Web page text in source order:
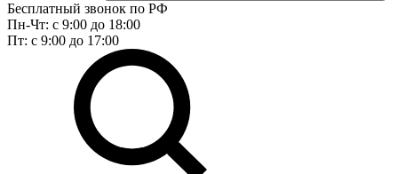
Бесплатный звонок по РФ
Пн-Чт: с 9:00 до 18:00
Пт: с 9:00 до 17:00